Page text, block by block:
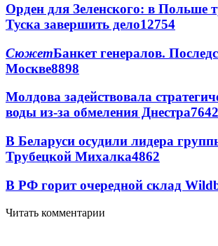
Орден для Зеленского: в Польше
Туска завершить дело12754
СюжетБанкет генералов.
Москве8898
Молдова задействовала
воды из-за обмеления Днестра7642
В Беларуси осудили лидера
Трубецкой Михалка4862
В РФ горит очередной склад
Читать комментарии